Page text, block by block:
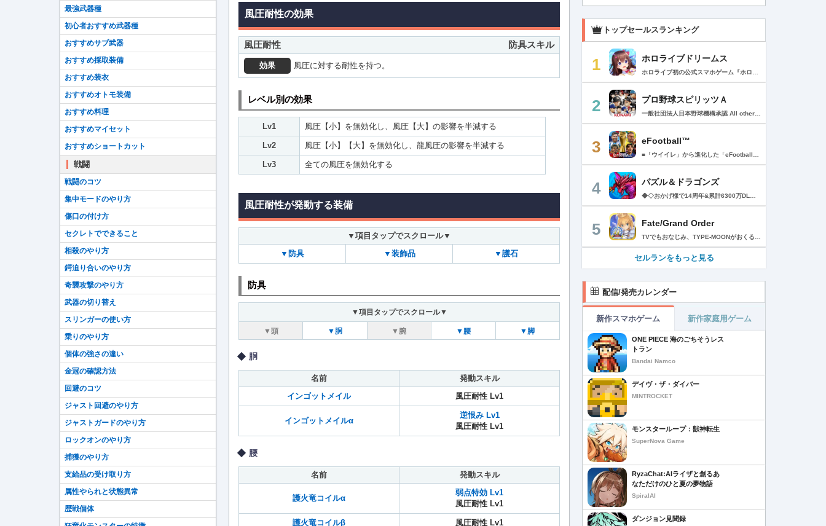
風圧耐性の効果
風圧耐性 防具スキル
効果 風圧に対する耐性を持つ。
レベル別の効果
Lv1 風圧【小】を無効化し、風圧【大】の影響を半減する
Lv2 風圧【小】【大】を無効化し、龍風圧の影響を半減する
Lv3 全ての風圧を無効化する
風圧耐性が発動する装備
▼項目タップでスクロール▼
▼防具
▼装飾品 ▼護石
防具
▼項目タップでスクロール▼
▼頭 ▼胴 ▼腕 ▼腰 ▼脚
胴
名前
発動スキル
インゴットメイル
風圧耐性 Lv1
インゴットメイルα
逆恨み Lv1
風圧耐性 Lv1
腰
名前 発動スキル
護火竜コイルα
弱点特効 Lv1
風圧耐性 Lv1
護火竜コイルβ 風圧耐性 Lv1
最強武器種
初心者おすすめ武器種
おすすめサブ武器
おすすめ採取装備
おすすめ装衣
おすすめオトモ装備
おすすめ料理
おすすめマイセット
おすすめショートカット
戦闘
戦闘のコツ
集中モードのやり方
傷口の付け方
セクレトでできること
相殺のやり方
鍔迫り合いのやり方
奇襲攻撃のやり方
武器の切り替え
スリンガーの使い方
乗りのやり方
個体の強さの違い
金冠の確認方法
回避のコツ
ジャスト回避のやり方
ジャストガードのやり方
ロックオンのやり方
捕獲のやり方
支給品の受け取り方
属性やられと状態異常
歴戦個体
レポート】
トップセールスランキング
1 ホロライブドリームス
2 プロ野球スピリッツＡ
3 eFootball™
4 パズル＆ドラゴンズ
5 Fate/Grand Order
セルランをもっと見る
配信/発売カレンダー
新作スマホゲーム 新作家庭用ゲーム
ONE PIECE 海のごちそうレス
トラン
Bandai Namco
デイヴ・ザ・ダイバー
MINTROCKET
モンスターループ：獣神転生
SuperNova Game
RyzaChat:AIライザと創るあ
なただけのひと夏の夢物語
SpiralAI
ダンジョン見聞録